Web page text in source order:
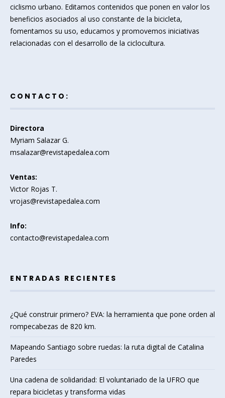
ciclismo urbano. Editamos contenidos que ponen en valor los
beneficios asociados al uso constante de la bicicleta,
fomentamos su uso, educamos y promovemos iniciativas
relacionadas con el desarrollo de la ciclocultura.
CONTACTO:
Directora
Myriam Salazar G.
msalazar@revistapedalea.com
Ventas:
Victor Rojas T.
vrojas@revistapedalea.com
Info:
contacto@revistapedalea.com
ENTRADAS RECIENTES
¿Qué construir primero? EVA: la herramienta que pone orden al
rompecabezas de 820 km.
Mapeando Santiago sobre ruedas: la ruta digital de Catalina
Paredes
Una cadena de solidaridad: El voluntariado de la UFRO que
repara bicicletas y transforma vidas